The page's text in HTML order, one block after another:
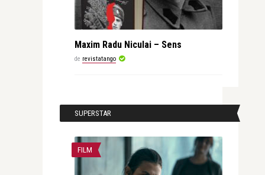
Maxim Radu Niculai – Sens
de revistatango
SUPERSTAR
FILM